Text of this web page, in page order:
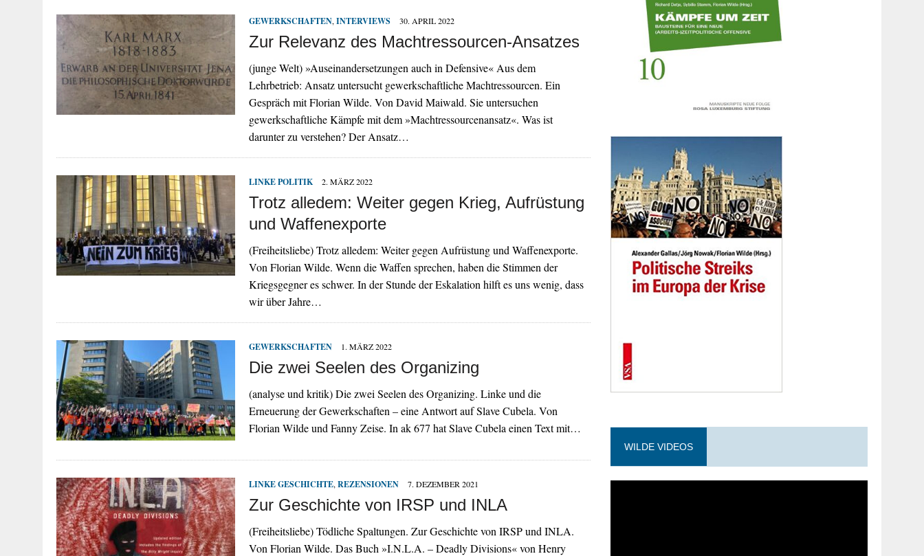
GEWERKSCHAFTEN, INTERVIEWS 30. APRIL 2022
Zur Relevanz des Machtressourcen-Ansatzes
(junge Welt) »Auseinandersetzungen auch in Defensive« Aus dem
Lehrbetrieb: Ansatz untersucht gewerkschaftliche Machtressourcen. Ein
Gespräch mit Florian Wilde. Von David Maiwald. Sie untersuchen
gewerkschaftliche Kämpfe mit dem »Machtressourcenansatz«. Was ist
darunter zu verstehen? Der Ansatz…
LINKE POLITIK 2. MÄRZ 2022
Trotz alledem: Weiter gegen Krieg, Aufrüstung
und Waffenexporte
(Freiheitsliebe) Trotz alledem: Weiter gegen Aufrüstung und Waffenexporte.
Von Florian Wilde. Wenn die Waffen sprechen, haben die Stimmen der
Kriegsgegner es schwer. In der Stunde der Eskalation hilft es uns wenig, dass
wir über Jahre…
GEWERKSCHAFTEN 1. MÄRZ 2022
Die zwei Seelen des Organizing
(analyse und kritik) Die zwei Seelen des Organizing. Linke und die
Erneuerung der Gewerkschaften – eine Antwort auf Slave Cubela. Von
Florian Wilde und Fanny Zeise. In ak 677 hat Slave Cubela einen Text mit…
LINKE GESCHICHTE, REZENSIONEN 7. DEZEMBER 2021
Zur Geschichte von IRSP und INLA
(Freiheitsliebe) Tödliche Spaltungen. Zur Geschichte von IRSP und INLA.
Von Florian Wilde. Das Buch »I.N.L.A. – Deadly Divisions« von Henry
WILDE VIDEOS